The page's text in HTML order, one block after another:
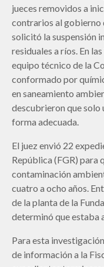
jueces removidos a
contrarios al
solicitó la suspensión
residuales a ríos. En
equipo técnico de la
conformado por
en saneamiento
descubrieron que solo
forma adecuada.
El juez envió 22
República (FGR) para
contaminación
cuatro a ocho años.
de la planta de la
determinó que estaba
Para esta
de información a la